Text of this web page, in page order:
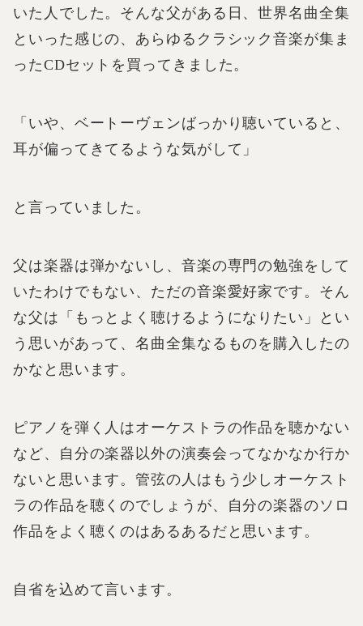
いた人でした。そんな父がある日、世界名曲全集
といった感じの、あらゆるクラシック音楽が集ま
ったCDセットを買ってきました。
「いや、ベートーヴェンばっかり聴いていると、
耳が偏ってきてるような気がして」
と言っていました。
父は楽器は弾かないし、音楽の専門の勉強をして
いたわけでもない、ただの音楽愛好家です。そん
な父は「もっとよく聴けるようになりたい」とい
う思いがあって、名曲全集なるものを購入したの
かなと思います。
ピアノを弾く人はオーケストラの作品を聴かない
など、自分の楽器以外の演奏会ってなかなか行か
ないと思います。管弦の人はもう少しオーケスト
ラの作品を聴くのでしょうが、自分の楽器のソロ
作品をよく聴くのはあるあるだと思います。
自省を込めて言います。